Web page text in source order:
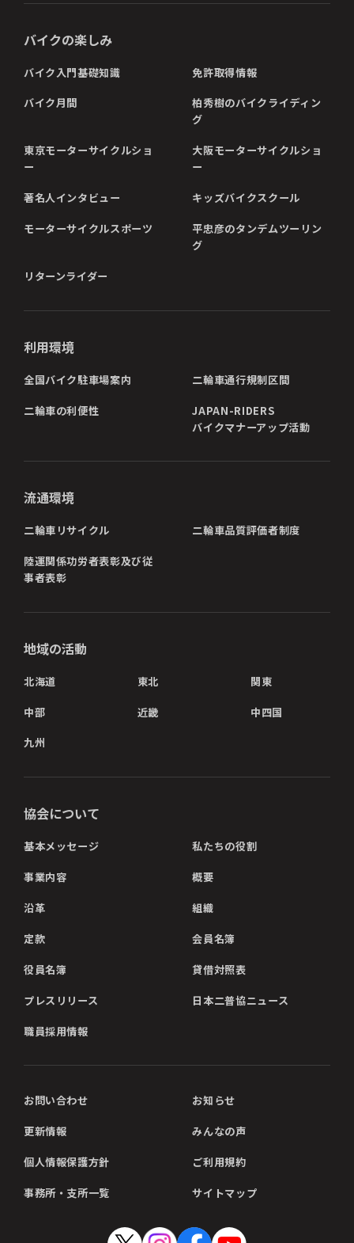
バイクの楽しみ
バイク入門基礎知識 免許取得情報
バイク月間
柏秀樹のバイクライディン
グ
東京モーターサイクルショ
ー
大阪モーターサイクルショ
ー
著名人インタビュー キッズバイクスクール
モーターサイクルスポーツ
平忠彦のタンデムツーリン
グ
リターンライダー
利用環境
全国バイク駐車場案内 二輪車通行規制区間
二輪車の利便性
JAPAN-RIDERS
バイクマナーアップ活動
流通環境
二輪車リサイクル 二輪車品質評価者制度
陸運関係功労者表彰及び従
事者表彰
地域の活動
北海道 東北 関東
中部 近畿 中四国
九州
協会について
基本メッセージ 私たちの役割
事業内容 概要
沿革 組織
定款 会員名簿
役員名簿 貸借対照表
プレスリリース 日本二普協ニュース
職員採用情報
お問い合わせ お知らせ
更新情報 みんなの声
個人情報保護方針 ご利用規約
事務所・支所一覧 サイトマップ